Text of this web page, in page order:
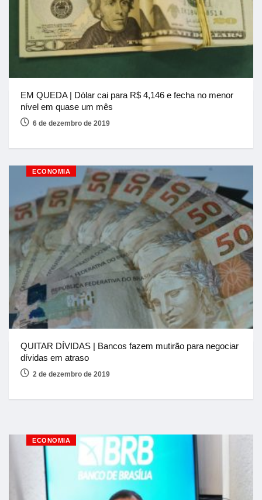
EM QUEDA | Dólar cai para R$ 4,146 e fecha no menor
nível em quase um mês
6 de dezembro de 2019
ECONOMIA
QUITAR DÍVIDAS | Bancos fazem mutirão para negociar
dívidas em atraso
2 de dezembro de 2019
ECONOMIA